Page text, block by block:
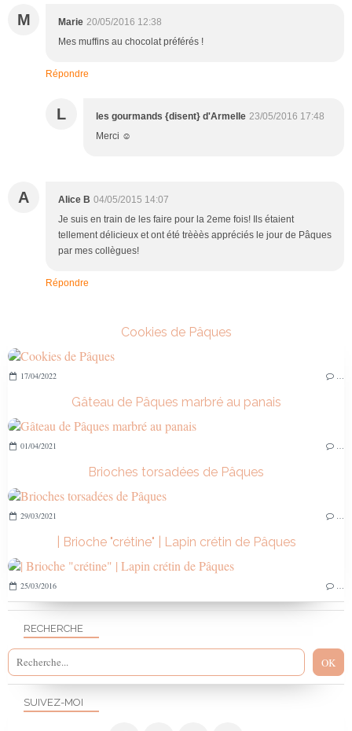
M Marie 20/05/2016 12:38
Mes muffins au chocolat préférés !
Répondre
L les gourmands {disent} d'Armelle 23/05/2016 17:48
Merci ☺️
A Alice B 04/05/2015 14:07
Je suis en train de les faire pour la 2eme fois! Ils étaient
tellement délicieux et ont été trèèès appréciés le jour de Pâques
par mes collègues!
Répondre
SUIVEZ-MOI
RECHERCHE
Cookies de Pâques
17/04/2022
Gâteau de Pâques marbré au panais
01/04/2021
Brioches torsadées de Pâques
29/03/2021
| Brioche "crétine" | Lapin crétin de Pâques
25/03/2016